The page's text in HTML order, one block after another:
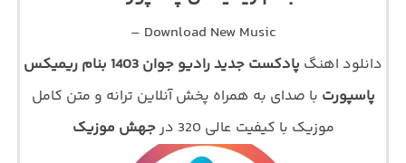
Download New Music –
دانلود اهنگ
پادکست جدید رادیو جوان 1403 بنام ریمیکس
پاسپورت با صدای به همراه پخش آنلاین ترانه و متن کامل
موزیک با کیفیت عالی 320 در
جهش موزیک